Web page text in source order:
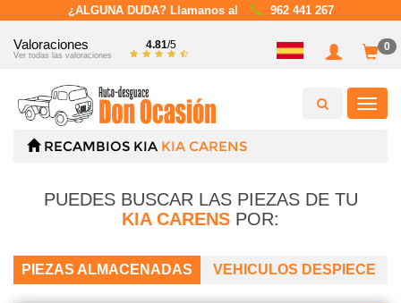
¿ALGUNA DUDA? Llamanos al 962 441 267
Valoraciones
Ver todas las valoraciones
4.81/5 0
RECAMBIOS KIA KIA CARENS
PUEDES BUSCAR LAS PIEZAS DE TU
KIA CARENS POR:
PIEZAS ALMACENADAS VEHICULOS DESPIECE